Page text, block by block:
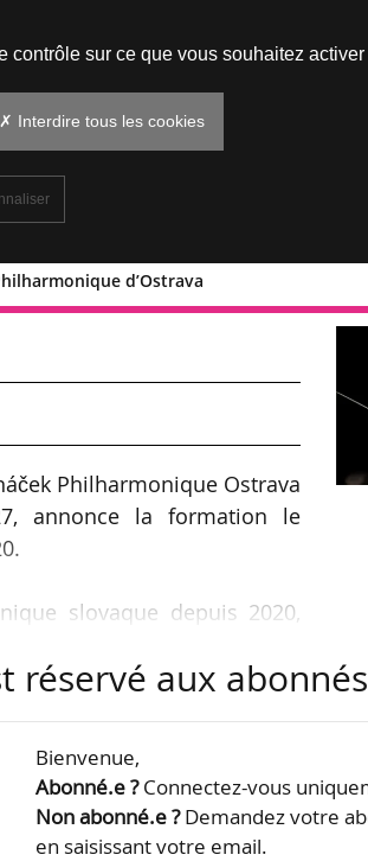
d’Ostrava
du Janáček
Philharmonique Ostrava
annonce la formation le
slovaque depuis 2020,
2017. Il a été auparavant
la formation prend son
réservé aux abonnés
Bienvenue,
Abonné.e ?Connectez-vous
Non abonné.e ?Demandez votre
en saisissant votre email.
contrôle sur ce que vous souhaitez activer
✗ Interdire tous les cookies